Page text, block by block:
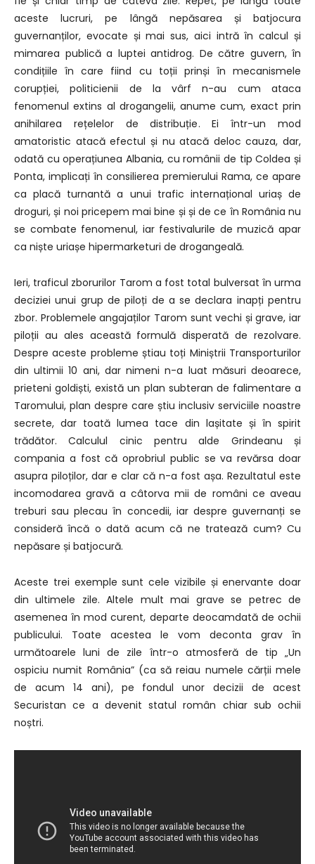
aceste lucruri, pe lângă nepăsarea și batjocura
guvernanților, evocate și mai sus, aici intră în calcul și
mimarea publică a luptei antidrog. De către guvern, în
condițiile în care fiind cu toții prinși în mecanismele
corupției, politicienii de la vârf n-au cum ataca
fenomenul extins al drogangelii, anume cum, exact prin
anihilarea rețelelor de distribuție. Ei într-un mod
amatoristic atacă efectul și nu atacă deloc cauza, dar,
odată cu operațiunea Albania, cu românii de tip Coldea și
Ponta, implicați în consilierea premierului Rama, ce apare
ca placă turnantă a unui trafic internațional uriaș de
droguri, și noi pricepem mai bine și și de ce în România nu
se combate fenomenul, iar festivalurile de muzică apar
ca niște uriașe hipermarketuri de drogangeală.
Ieri, traficul zborurilor Tarom a fost total bulversat în urma
deciziei unui grup de piloți de a se declara inapți pentru
zbor. Problemele angajaților Tarom sunt vechi și grave, iar
piloții au ales această formulă disperată de rezolvare.
Despre aceste probleme știau toți Miniștrii Transporturilor
din ultimii 10 ani, dar nimeni n-a luat măsuri deoarece,
prieteni goldiști, există un plan subteran de falimentare a
Taromului, plan despre care știu inclusiv serviciile noastre
secrete, dar toată lumea tace din lașitate și în spirit
trădător. Calculul cinic pentru alde Grindeanu și
compania a fost că oprobriul public se va revărsa doar
asupra piloților, dar e clar că n-a fost așa. Rezultatul este
incomodarea gravă a câtorva mii de români ce aveau
treburi sau plecau în concedii, iar despre guvernanți se
consideră încă o dată acum că ne tratează cum? Cu
nepăsare și batjocură.
Aceste trei exemple sunt cele vizibile și enervante doar
din ultimele zile. Altele mult mai grave se petrec de
asemenea în mod curent, departe deocamdată de ochii
publicului. Toate acestea le vom deconta grav în
următoarele luni de zile într-o atmosferă de tip „Un
ospiciu numit România” (ca să reiau numele cărții mele
de acum 14 ani), pe fondul unor decizii de acest
Securistan ce a devenit statul român chiar sub ochii
noștri.